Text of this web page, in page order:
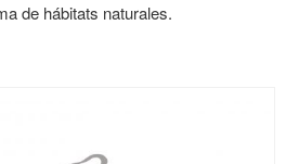
de hábitats naturales.